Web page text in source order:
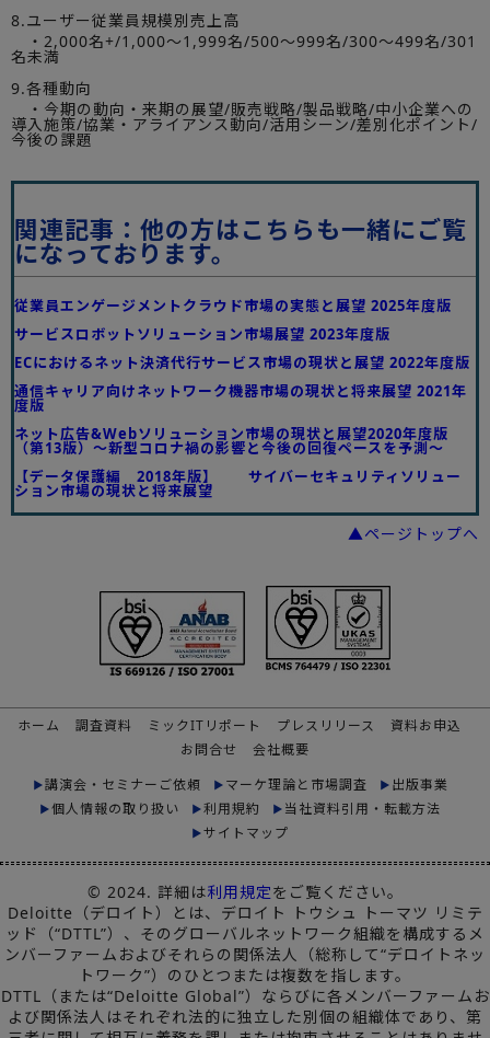
8.ユーザー従業員規模別売上高
・2,000名+/1,000～1,999名/500～999名/300～499名/301
名未満
9.各種動向
・今期の動向・来期の展望/販売戦略/製品戦略/中小企業への
導入施策/協業・アライアンス動向/活用シーン/差別化ポイント/
今後の課題
関連記事：他の方はこちらも一緒にご覧
になっております。
従業員エンゲージメントクラウド市場の実態と展望 2025年度版
サービスロボットソリューション市場展望 2023年度版
ECにおけるネット決済代行サービス市場の現状と展望 2022年度版
通信キャリア向けネットワーク機器市場の現状と将来展望 2021年
度版
ネット広告&Webソリューション市場の現状と展望2020年度版
（第13版）～新型コロナ禍の影響と今後の回復ペースを予測～
【データ保護編 2018年版】 サイバーセキュリティソリュー
ション市場の現状と将来展望
▲ページトップへ
ホーム 調査資料 ミックITリポート プレスリリース
資料お申込
お問合せ
会社概要
講演会・セミナーご依頼
マーケ理論と市場調査
出版事業
個人情報の取り扱い
利用規約
当社資料引用・転載方法
サイトマップ
© 2024. 詳細は利用規定をご覧ください。
Deloitte（デロイト）とは、デロイト トウシュ トーマツ リミテ
ッド（“DTTL”）、そのグローバルネットワーク組織を構成するメ
ンバーファームおよびそれらの関係法人（総称して“デロイトネッ
トワーク”）のひとつまたは複数を指します。
DTTL（または“Deloitte Global”）ならびに各メンバーファームお
よび関係法人はそれぞれ法的に独立した別個の組織体であり、第